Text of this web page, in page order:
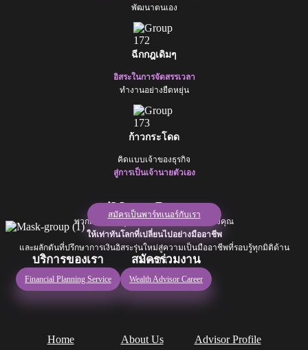
พัฒนาตนเอง
ฉีกกฎเดิมๆ
อิสระในการจัดสรรเวลา
ทำงานอย่างยืดหยุ่น
ก้าวกระโดด
คิดแบบเจ้าของธุรกิจ
สู่การเป็นเจ้านายตัวเอง
สมัครเป็นพาร์ทเนอร์กับเรา
iMoney Partner
พวกเราพร้อมดูแลการวางแผนการเงินของคุณ
ให้เท่าทันโลกที่เปลี่ยนไปอย่างมืออาชีพ
และผลักดันที่ปรึกษาการเงินอิสระรุ่นใหม่สู่ความเป็นมืออาชีพที่รอบรู้ทุกมิติด้าน
การเงิน
บริการของเรา
Financial Planning Service
สมัครร่วมงาน
Wealth Advisor Career
Home About Us Advisor Profile